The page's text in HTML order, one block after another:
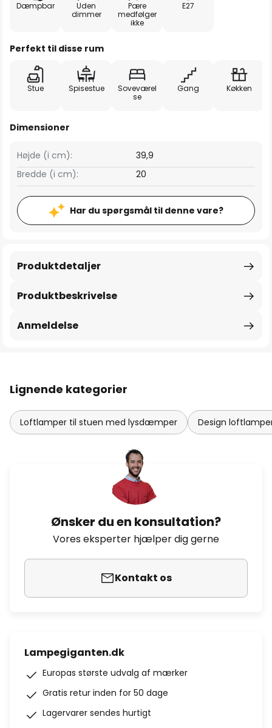
Dæmpbar
Uden
dimmer
Pære
medfølger
ikke
E27
Perfekt til disse rum
Stue Spisestue
Soveværel
se
Gang Køkken
Dimensioner
Bredde (i cm): 20
Højde (i cm): 39,9
Har du spørgsmål til denne vare?
Produktbeskrivelse
Produktdetaljer
Anmeldelse
Lignende kategorier
Loftlamper til stuen med lysdæmper Design
Ønsker du en konsultation?
Vores eksperter hjælper dig gerne
Kontakt os
Lampegiganten.dk
Europas største udvalg af mærker
Gratis retur inden for 50 dage
Lagervarer sendes hurtigt